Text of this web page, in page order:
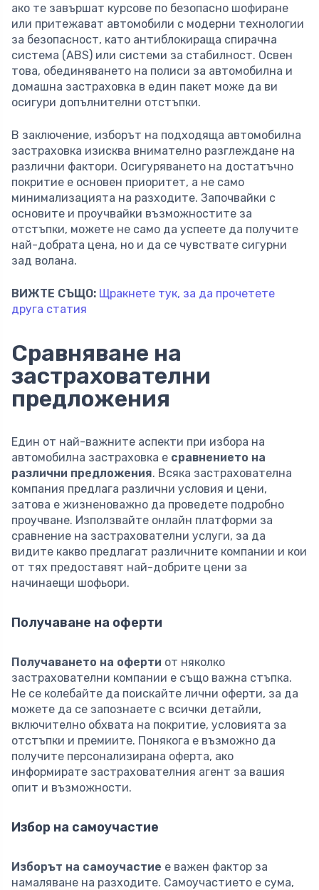
ако те завършат курсове по безопасно шофиране
или притежават автомобили с модерни технологии
за безопасност, като антиблокираща спирачна
система (ABS) или системи за стабилност. Освен
това, обединяването на полиси за автомобилна и
домашна застраховка в един пакет може да ви
осигури допълнителни отстъпки.
В заключение, изборът на подходяща автомобилна
застраховка изисква внимателно разглеждане на
различни фактори. Осигуряването на достатъчно
покритие е основен приоритет, а не само
минимализацията на разходите. Започвайки с
основите и проучвайки възможностите за
отстъпки, можете не само да успеете да получите
най-добрата цена, но и да се чувствате сигурни
зад волана.
ВИЖТЕ СЪЩО: Щракнете тук, за да прочетете
друга статия
Сравняване на
застрахователни
предложения
Един от най-важните аспекти при избора на
автомобилна застраховка е сравнението на
различни предложения. Всяка застрахователна
компания предлага различни условия и цени,
затова е жизненоважно да проведете подробно
проучване. Използвайте онлайн платформи за
сравнение на застрахователни услуги, за да
видите какво предлагат различните компании и кои
от тях предоставят най-добрите цени за
начинаещи шофьори.
Получаване на оферти
Получаването на оферти от няколко
застрахователни компании е също важна стъпка.
Не се колебайте да поискайте лични оферти, за да
можете да се запознаете с всички детайли,
включително обхвата на покритие, условията за
отстъпки и премиите. Понякога е възможно да
получите персонализирана оферта, ако
информирате застрахователния агент за вашия
опит и възможности.
Избор на самоучастие
Изборът на самоучастие е важен фактор за
намаляване на разходите. Самоучастието е сума,